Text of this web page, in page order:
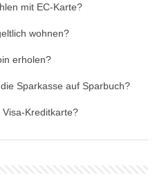
mit EC-Karte?
wohnen?
erholen?
Sparkasse auf Sparbuch?
Kreditkarte?